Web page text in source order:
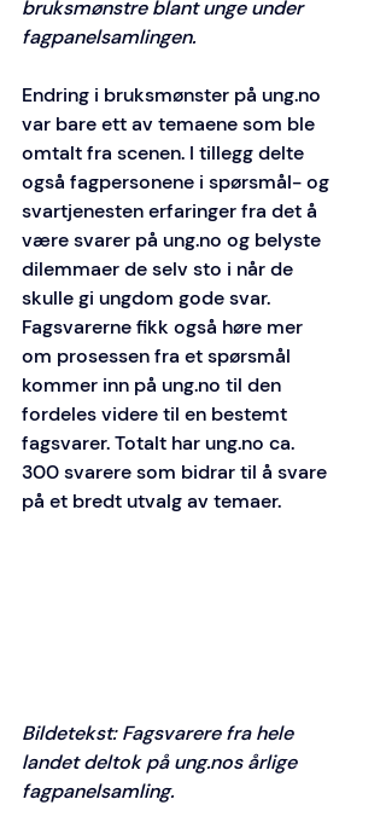
bruksmønstre blant unge under
fagpanelsamlingen.
Endring i bruksmønster på ung.no
var bare ett av temaene som ble
omtalt fra scenen. I tillegg delte
også fagpersonene i spørsmål- og
svartjenesten erfaringer fra det å
være svarer på ung.no og belyste
dilemmaer de selv sto i når de
skulle gi ungdom gode svar.
Fagsvarerne fikk også høre mer
om prosessen fra et spørsmål
kommer inn på ung.no til den
fordeles videre til en bestemt
fagsvarer. Totalt har ung.no ca.
300 svarere som bidrar til å svare
på et bredt utvalg av temaer.
Bildetekst: Fagsvarere fra hele
landet deltok på ung.nos årlige
fagpanelsamling.